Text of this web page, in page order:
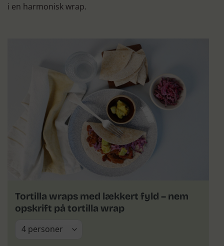
i en harmonisk wrap.
Tortilla wraps med lækkert fyld – nem
opskrift på tortilla wrap